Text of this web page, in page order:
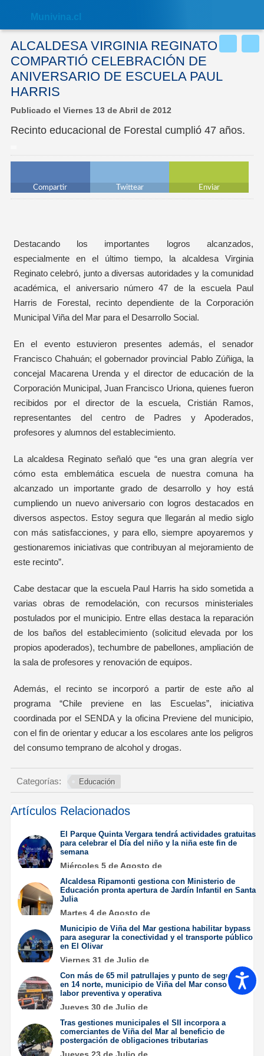
web
incluye
sistema
accesibilidad.
Munivina.cl
ALCALDESA VIRGINIA REGINATO
COMPARTIÓ CELEBRACIÓN DE
ANIVERSARIO DE ESCUELA PAUL
HARRIS
Publicado el Viernes 13 de Abril de 2012
Recinto educacional de Forestal cumplió 47 años.
Compartir Twittear Enviar
Destacando los importantes logros alcanzados,
especialmente en el último tiempo, la alcaldesa Virginia
Reginato celebró, junto a diversas autoridades y la comunidad
académica, el aniversario número 47 de la escuela Paul
Harris de Forestal, recinto dependiente de la Corporación
Municipal Viña del Mar para el Desarrollo Social.
En el evento estuvieron presentes además, el senador
Francisco Chahuán; el gobernador provincial Pablo Zúñiga, la
concejal Macarena Urenda y el director de educación de la
Corporación Municipal, Juan Francisco Uriona, quienes fueron
recibidos por el director de la escuela, Cristián Ramos,
representantes del centro de Padres y Apoderados,
profesores y alumnos del establecimiento.
La alcaldesa Reginato señaló que “es una gran alegría ver
cómo esta emblemática escuela de nuestra comuna ha
alcanzado un importante grado de desarrollo y hoy está
cumpliendo un nuevo aniversario con logros destacados en
diversos aspectos. Estoy segura que llegarán al medio siglo
con más satisfacciones, y para ello, siempre apoyaremos y
gestionaremos iniciativas que contribuyan al mejoramiento de
este recinto”.
Cabe destacar que la escuela Paul Harris ha sido sometida a
varias obras de remodelación, con recursos ministeriales
postulados por el municipio. Entre ellas destaca la reparación
de los baños del establecimiento (solicitud elevada por los
propios apoderados), techumbre de pabellones, ampliación de
la sala de profesores y renovación de equipos.
Además, el recinto se incorporó a partir de este año al
programa “Chile previene en las Escuelas”, iniciativa
coordinada por el SENDA y la oficina Previene del municipio,
con el fin de orientar y educar a los escolares ante los peligros
del consumo temprano de alcohol y drogas.
Categorías: Educación
Artículos Relacionados
El Parque Quinta Vergara tendrá actividades gratuitas
para celebrar el Día del niño y la niña este fin de
semana
Miércoles 5 de Agosto de
Alcaldesa Ripamonti gestiona con Ministerio de
Educación pronta apertura de Jardín Infantil en Santa
Julia
Martes 4 de Agosto de
Municipio de Viña del Mar gestiona habilitar bypass
para asegurar la conectividad y el transporte público
en El Olivar
Viernes 31 de Julio de
Con más de 65 mil patrullajes y punto de seguridad
en 14 norte, municipio de Viña del Mar consolida su
labor preventiva y operativa
Jueves 30 de Julio de
Tras gestiones municipales el SII incorpora a
comerciantes de Viña del Mar al beneficio de
postergación de obligaciones tributarias